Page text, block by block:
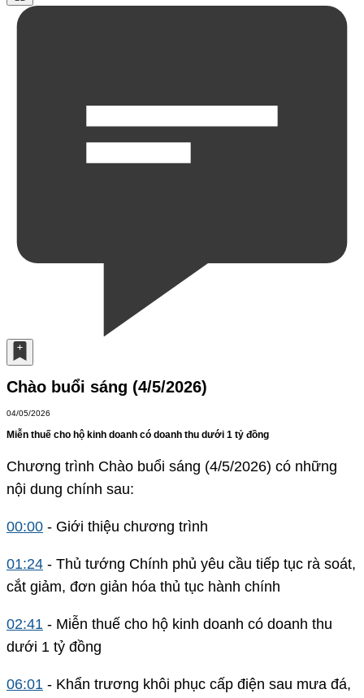
Chào buổi sáng (4/5/2026)
04/05/2026
Miễn thuế cho hộ kinh doanh có doanh thu dưới 1 tỷ đồng
Chương trình Chào buổi sáng (4/5/2026) có những
nội dung chính sau:
00:00 - Giới thiệu chương trình
01:24 - Thủ tướng Chính phủ yêu cầu tiếp tục rà soát,
cắt giảm, đơn giản hóa thủ tục hành chính
02:41 - Miễn thuế cho hộ kinh doanh có doanh thu
dưới 1 tỷ đồng
06:01 - Khẩn trương khôi phục cấp điện sau mưa đá,